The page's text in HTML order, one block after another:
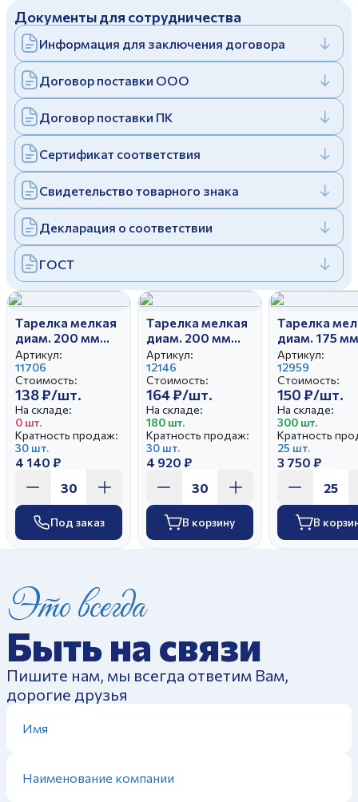
Отправить
Заполняя и отправляя форму, вы соглашаетесь
cполитикой конфиденциальности
Заполняя и отправляя форму, вы соглашаетесь
cполитикой конфиденциальности
Дулевский фарфоровый завод ©
Политика конфиденциальности
Документы для сотрудничества
Информация для заключения договора
Договор поставки ООО
Договор поставки ПК
Сертификат соответствия
Свидетельство товарного знака
Декларация о соответствии
ГОСТ
Тарелка мелкая
диам. 200 мм
Гладкий край
Лесные травы 5
лепков
Артикул:
11706
Стоимость:
138 ₽/шт.
На складе:
0 шт.
Кратность продаж:
30 шт.
4 140 ₽
Под заказ
Тарелка мелкая
диам. 200 мм
Вырезной край
Охота Синяя
Артикул:
12146
Стоимость:
164 ₽/шт.
На складе:
180 шт.
Кратность продаж:
30 шт.
4 920 ₽
В корзину
Тарелка
диам. 175 мм
Гладкий
Райские
ландыши
Обсидиан
Артикул:
12959
Стоимость:
150 ₽/шт.
На складе:
300 шт.
Кратность
25 шт.
3 750 ₽
В
Это всегда
Быть на связи
Пишите нам, мы всегда ответим Вам,
дорогие друзья